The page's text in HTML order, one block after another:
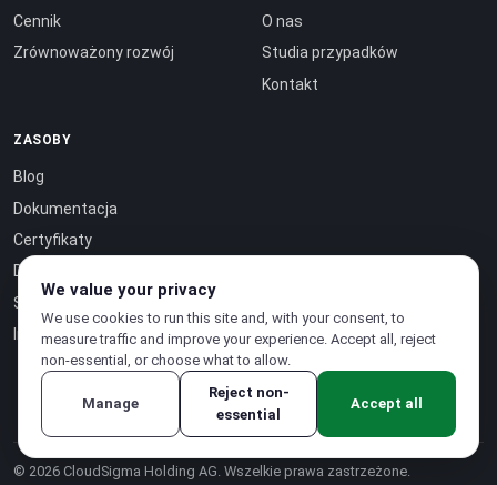
Cennik
Zrównoważony rozwój
O nas
Studia przypadków
Kontakt
ZASOBY
Blog
Dokumentacja
Certyfikaty
Dokumentacja API ↗
Strona statusu ↗
Inteligencja jako usługa ↗
© 2026 CloudSigma Holding AG. Wszelkie prawa zastrzeżone.
We value your privacy
We use cookies to run this site and, with your consent, to
measure traffic and improve your experience. Accept all, reject
non-essential, or choose what to allow.
Manage
Reject non-
essential
Accept all